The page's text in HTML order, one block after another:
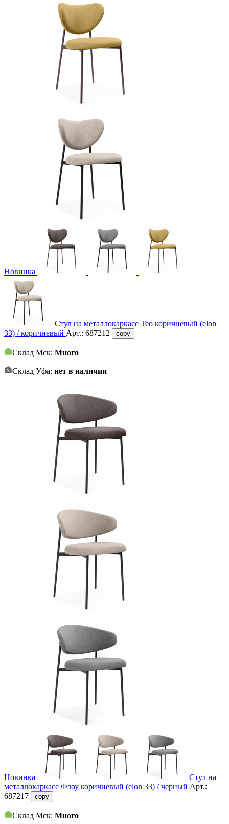
Новинка
Стул на металлокаркасе Тео коричневый (elon
33) / коричневый Арт.: 687212 copy
Склад Мск: Много
Склад Уфа: нет в наличии
Новинка
Стул на
металлокаркасе Флоу коричневый (elon 33) / черный Арт.:
687217
copy
Склад Мск: Много